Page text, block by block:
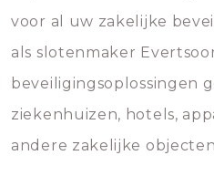
voor al uw zakelijke
als slotenmaker
beveiligingsoplossingen
ziekenhuizen, hotels,
andere zakelijke